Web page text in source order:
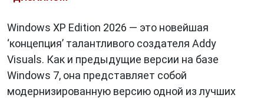
Windows XP Edition 2026 — это новейшая
‘концепция’ талантливого создателя Addy
Visuals. Как и предыдущие версии на базе
Windows 7, она представляет собой
модернизированную версию одной из лучших